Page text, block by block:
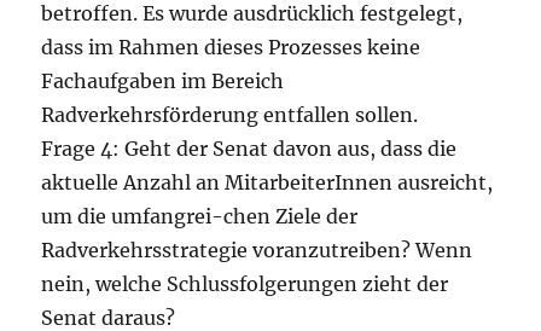
betroffen. Es wurde ausdrücklich festgelegt,
dass im Rahmen dieses Prozesses keine
Fachaufgaben im Bereich
Radverkehrsförderung entfallen sollen.
Frage 4: Geht der Senat davon aus, dass die
aktuelle Anzahl an MitarbeiterInnen ausreicht,
um die umfangrei-chen Ziele der
Radverkehrsstrategie voranzutreiben? Wenn
nein, welche Schlussfolgerungen zieht der
Senat daraus?